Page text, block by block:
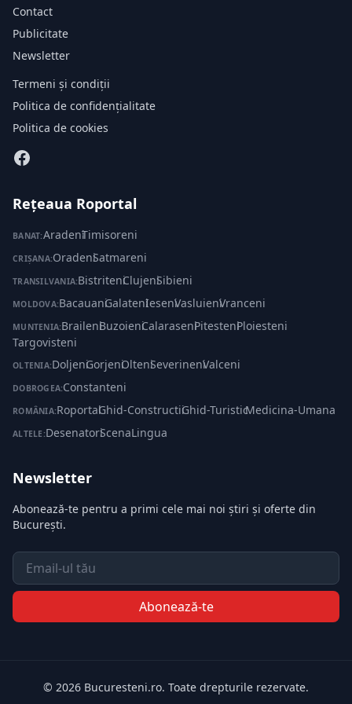
Contact
Publicitate
Newsletter
Termeni și condiții
Politica de confidențialitate
Politica de cookies
Rețeaua Roportal
BANAT:Aradeni·Timisoreni
CRIȘANA:Oradeni·Satmareni
TRANSILVANIA:Bistriteni·Clujeni·Sibieni
MOLDOVA:Bacauani·Galateni·Ieseni·Vasluieni·Vranceni
MUNTENIA:Braileni·Buzoieni·Calaraseni·Pitesteni·Ploiesteni·
Targovisteni
OLTENIA:Doljeni·Gorjeni·Olteni·Severineni·Valceni
DOBROGEA:Constanteni
ROMÂNIA:Roportal·Ghid-Constructii·Ghid-Turistic·Medicina-Umana
ALTELE:Desenatori·ScenaLingua
Newsletter
Abonează-te pentru a primi cele mai noi știri și oferte din
București.
Email
Abonează-te
© 2026 Bucuresteni.ro. Toate drepturile rezervate.